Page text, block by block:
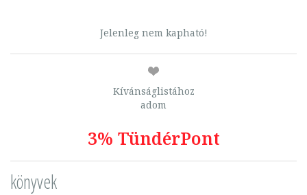
Jelenleg nem kapható!
Kívánságlistához
adom
3% TündérPont
könyvek